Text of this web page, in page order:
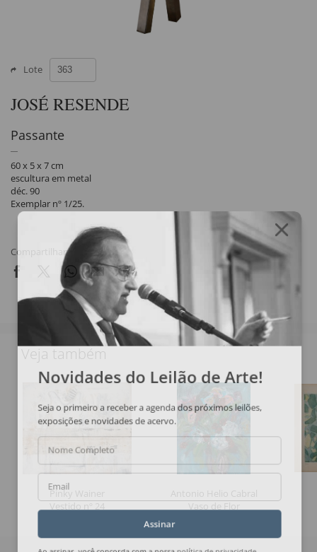
Lote
JOSÉ RESENDE
Passante
60 x 5 x 7 cm
escultura em metal
déc. 90
Exemplar nº 1/25.
Compartilhar
Veja também
Pinky Wainer
Vestido nº 24
Antonio Helio Cabral
Vaso de Flor
Novidades do Leilão de Arte!
Seja o primeiro a receber a agenda dos próximos leilões,
exposições e novidades de acervo.
Nome Completo
Email
Assinar